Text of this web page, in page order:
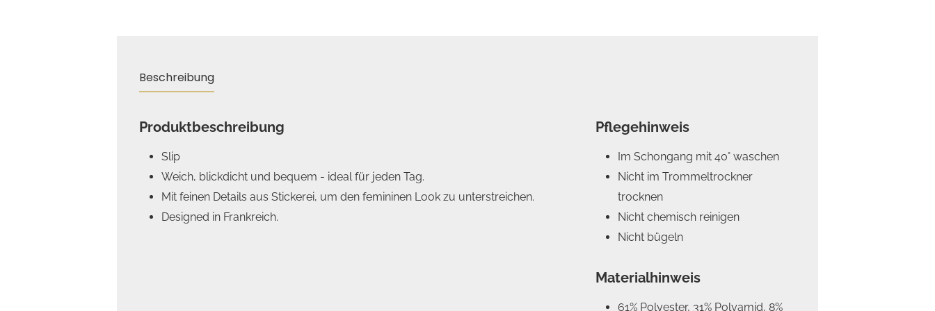
Beschreibung
Produktbeschreibung
Slip
Weich, blickdicht und bequem - ideal für jeden Tag.
Mit feinen Details aus Stickerei, um den femininen Look zu unterstreichen.
Designed in Frankreich.
Pflegehinweis
Im Schongang mit 40° waschen
Nicht im Trommeltrockner
trocknen
Nicht chemisch reinigen
Nicht bügeln
Materialhinweis
61% Polyester, 31% Polyamid, 8%